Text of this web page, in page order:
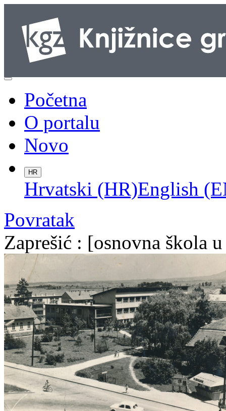
Početna
O portalu
Novo
HR
Hrvatski (HR)English
Povratak
Zaprešić : [osnovna škola